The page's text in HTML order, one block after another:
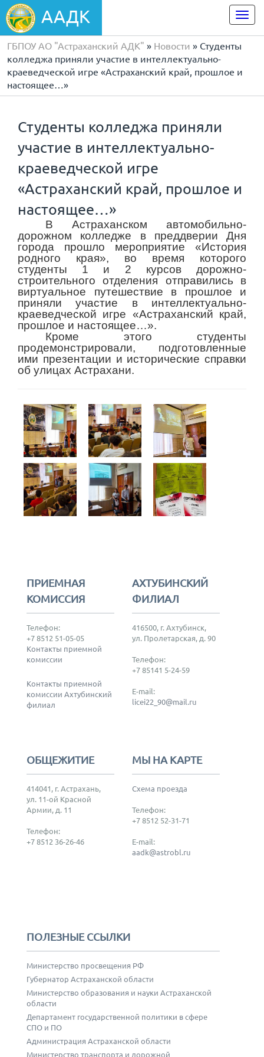
ААДК
ГБПОУ АО "Астраханский АДК" » Новости » Студенты
колледжа приняли участие в интеллектуально-
краеведческой игре «Астраханский край, прошлое и
настоящее…»
Студенты колледжа приняли
участие в интеллектуально-
краеведческой игре
«Астраханский край, прошлое и
настоящее…»
В Астраханском автомобильно-
дорожном колледже в преддверии Дня
города прошло мероприятие «История
родного края», во время которого
студенты 1 и 2 курсов дорожно-
строительного отделения отправились в
виртуальное путешествие в прошлое и
приняли участие в интеллектуально-
краеведческой игре «Астраханский край,
прошлое и настоящее…».
Кроме этого студенты
продемонстрировали, подготовленные
ими презентации и исторические справки
об улицах Астрахани.
ПРИЕМНАЯ
КОМИССИЯ
Телефон:
+7 8512 51-05-05
Контакты приемной
комиссии
Контакты приемной
комиссии Ахтубинский
филиал
АХТУБИНСКИЙ
ФИЛИАЛ
416500, г. Ахтубинск,
ул. Пролетарская, д. 90
Телефон:
+7 85141 5-24-59
E-mail:
licei22_90@mail.ru
ОБЩЕЖИТИЕ
414041, г. Астрахань,
ул. 11-ой Красной
Армии, д. 11
Телефон:
+7 8512 36-26-46
МЫ НА КАРТЕ
Схема проезда
Телефон:
+7 8512 52-31-71
E-mail:
aadk@astrobl.ru
ПОЛЕЗНЫЕ ССЫЛКИ
Министерство просвещения РФ
Губернатор Астраханской области
Министерство образования и науки Астраханской
области
Департамент государственной политики в сфере
СПО и ПО
Администрация Астраханской области
Министерство транспорта и дорожной